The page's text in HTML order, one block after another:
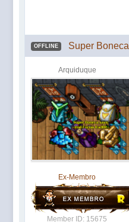
OFFLINE Super Boneca
Arquiduque
Ex-Membro
Member ID: 15675